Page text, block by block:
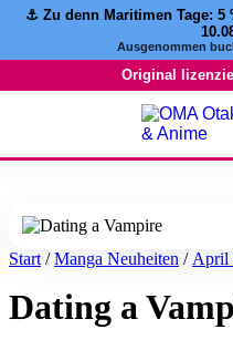
Zum
springen
⚓️ Zu denn Maritimen Tage: 5
Ausgenommen
Original
Start /Manga Neuheiten / April
Dating a